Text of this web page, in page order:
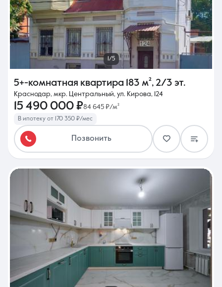
1/5
5+-комнатная квартира 183 м², 2/3 эт.
Краснодар, мкр. Центральный, ул. Кирова, 124
15 490 000 ₽84 645 ₽/м²
В ипотеку от 170 350 ₽/мес
Позвонить